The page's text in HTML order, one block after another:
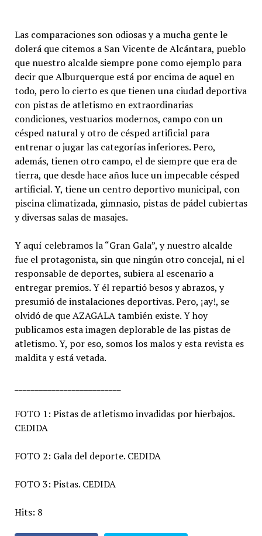
Las comparaciones son odiosas y a mucha gente le
dolerá que citemos a San Vicente de Alcántara, pueblo
que nuestro alcalde siempre pone como ejemplo para
decir que Alburquerque está por encima de aquel en
todo, pero lo cierto es que tienen una ciudad deportiva
con pistas de atletismo en extraordinarias
condiciones, vestuarios modernos, campo con un
césped natural y otro de césped artificial para
entrenar o jugar las categorías inferiores. Pero,
además, tienen otro campo, el de siempre que era de
tierra, que desde hace años luce un impecable césped
artificial. Y, tiene un centro deportivo municipal, con
piscina climatizada, gimnasio, pistas de pádel cubiertas
y diversas salas de masajes.
Y aquí celebramos la “Gran Gala”, y nuestro alcalde
fue el protagonista, sin que ningún otro concejal, ni el
responsable de deportes, subiera al escenario a
entregar premios. Y él repartió besos y abrazos, y
presumió de instalaciones deportivas. Pero, ¡ay!, se
olvidó de que AZAGALA también existe. Y hoy
publicamos esta imagen deplorable de las pistas de
atletismo. Y, por eso, somos los malos y esta revista es
maldita y está vetada.
FOTO 1: Pistas de atletismo invadidas por hierbajos.
CEDIDA
FOTO 2: Gala del deporte. CEDIDA
FOTO 3: Pistas. CEDIDA
Hits: 8